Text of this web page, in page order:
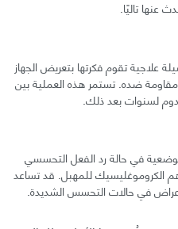
عنها تاليًا.
علاجية تقوم فكرتها بتعريض الجهاز
ضده. تستمر هذه العملية بين
في حالة رد الفعل التحسسي
الكروموغليسيك للمهبل. قد تساعد
في حالات التحسس الشديدة.